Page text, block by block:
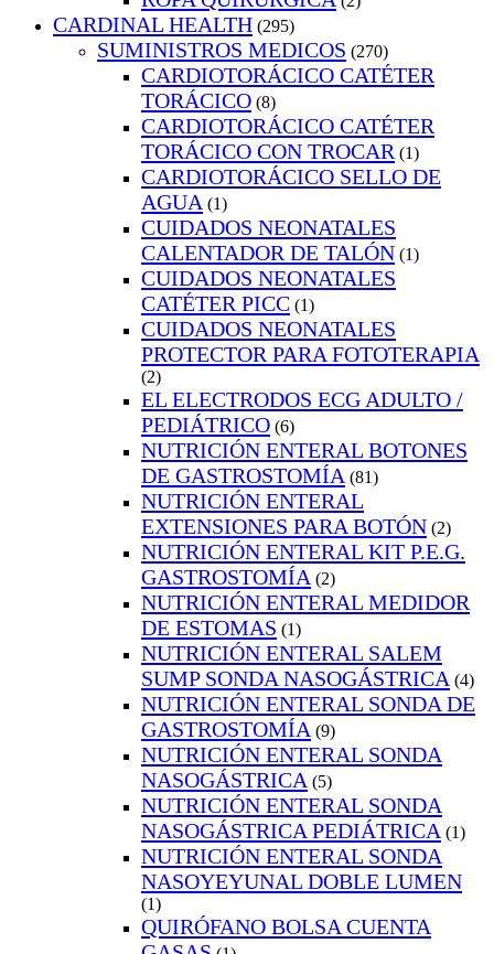
CARDINAL HEALTH (295)
SUMINISTROS MEDICOS (270)
CARDIOTORÁCICO CATÉTER
TORÁCICO (8)
CARDIOTORÁCICO CATÉTER
TORÁCICO CON TROCAR (1)
CARDIOTORÁCICO SELLO DE
AGUA (1)
CUIDADOS NEONATALES
CALENTADOR DE TALÓN (1)
CUIDADOS NEONATALES
CATÉTER PICC (1)
CUIDADOS NEONATALES
PROTECTOR PARA FOTOTERAPIA
(2)
EL ELECTRODOS ECG ADULTO /
PEDIÁTRICO (6)
NUTRICIÓN ENTERAL BOTONES
DE GASTROSTOMÍA (81)
NUTRICIÓN ENTERAL
EXTENSIONES PARA BOTÓN (2)
NUTRICIÓN ENTERAL KIT P.E.G.
GASTROSTOMÍA (2)
NUTRICIÓN ENTERAL MEDIDOR
DE ESTOMAS (1)
NUTRICIÓN ENTERAL SALEM
SUMP SONDA NASOGÁSTRICA (4)
NUTRICIÓN ENTERAL SONDA DE
GASTROSTOMÍA (9)
NUTRICIÓN ENTERAL SONDA
NASOGÁSTRICA (5)
NUTRICIÓN ENTERAL SONDA
NASOGÁSTRICA PEDIÁTRICA (1)
NUTRICIÓN ENTERAL SONDA
NASOYEYUNAL DOBLE LUMEN
(1)
QUIRÓFANO BOLSA CUENTA